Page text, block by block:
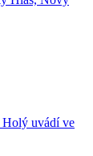
Holý uvádí ve